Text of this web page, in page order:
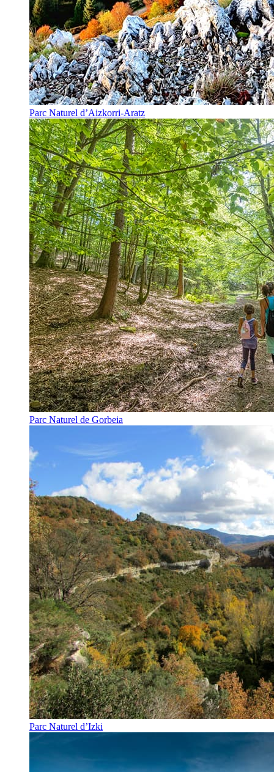
Parc Naturel d’Aizkorri-Aratz
Parc Naturel de Gorbeia
Parc Naturel d’Izki